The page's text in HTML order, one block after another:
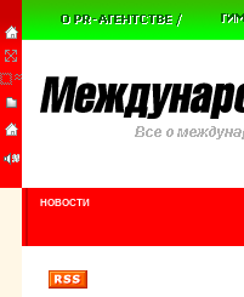
НОВОСТИ